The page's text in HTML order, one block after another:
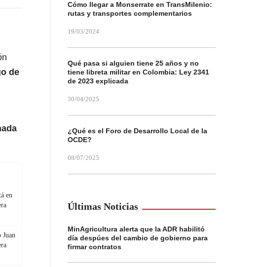
de
en
Juan
Cómo llegar a Monserrate en TransMilenio:
rutas y transportes complementarios
19/03/2024
Qué pasa si alguien tiene 25 años y no
tiene libreta militar en Colombia: Ley 2341
de 2023 explicada
30/04/2025
¿Qué es el Foro de Desarrollo Local de la
OCDE?
08/07/2025
Últimas Noticias
MinAgricultura alerta que la ADR habilitó
día despúes del cambio de gobierno para
firmar contratos